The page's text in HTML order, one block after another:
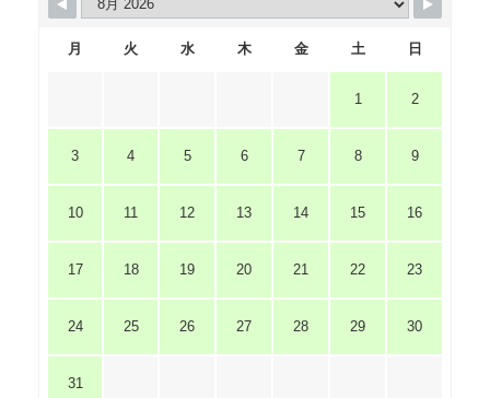
月 火 水 木 金 土 日
1 2
3 4 5 6 7 8 9
10 11 12 13 14 15 16
17 18 19 20 21 22 23
24 25 26 27 28 29 30
31